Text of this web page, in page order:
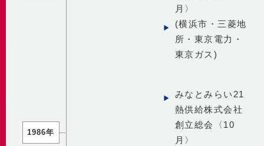
月〉
(横浜市・三菱地
所・東京電力・
東京ガス)
1986年
みなとみらい21
熱供給株式会社
創立総会〈10
月〉